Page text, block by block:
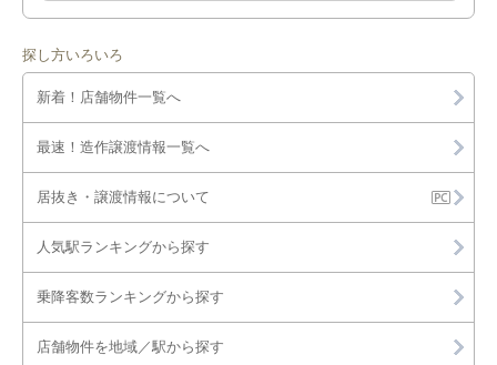
探し方いろいろ
新着！店舗物件一覧へ
最速！造作譲渡情報一覧へ
居抜き・譲渡情報について
人気駅ランキングから探す
乗降客数ランキングから探す
店舗物件を地域／駅から探す